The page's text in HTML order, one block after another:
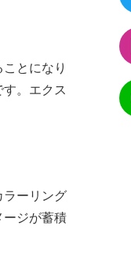
とになり
。エクス
ーリング
ジが蓄積